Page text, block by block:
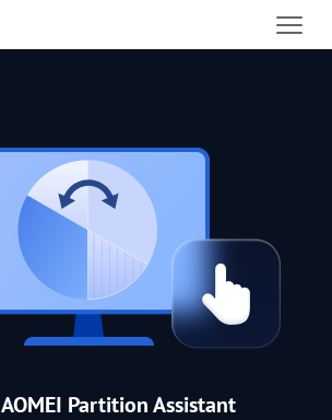
AOMEI Partition Assistant